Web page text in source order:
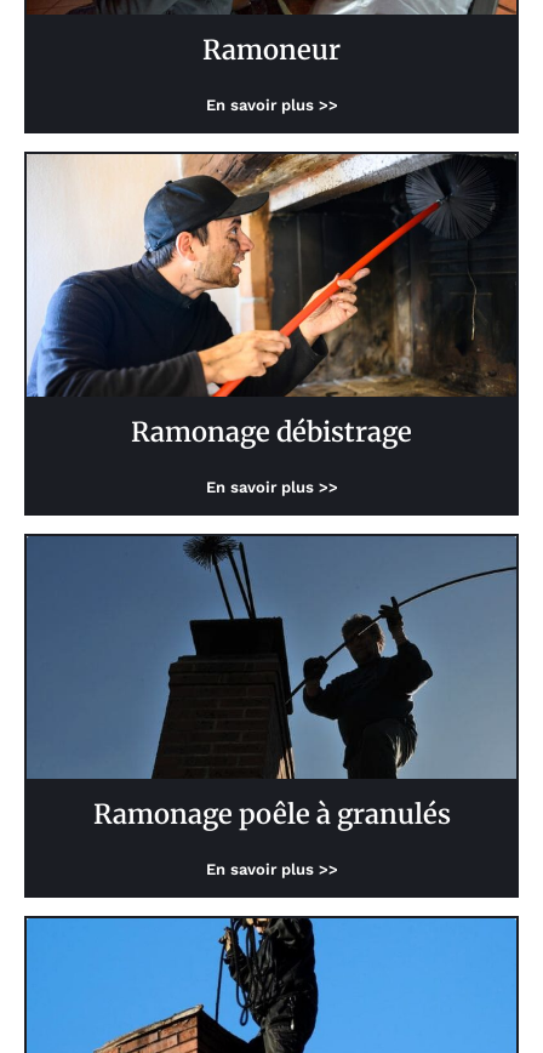
Ramoneur
En savoir plus >>
Ramonage débistrage
En savoir plus >>
Ramonage poêle à granulés
En savoir plus >>